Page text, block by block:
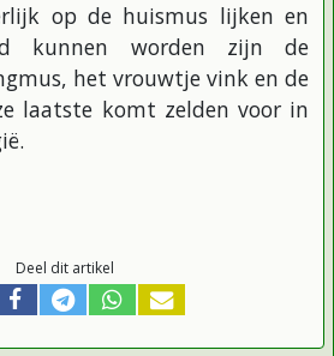
op de huismus lijken en
kunnen worden zijn de
het vrouwtje vink en de
laatste komt zelden voor in
Deel dit artikel